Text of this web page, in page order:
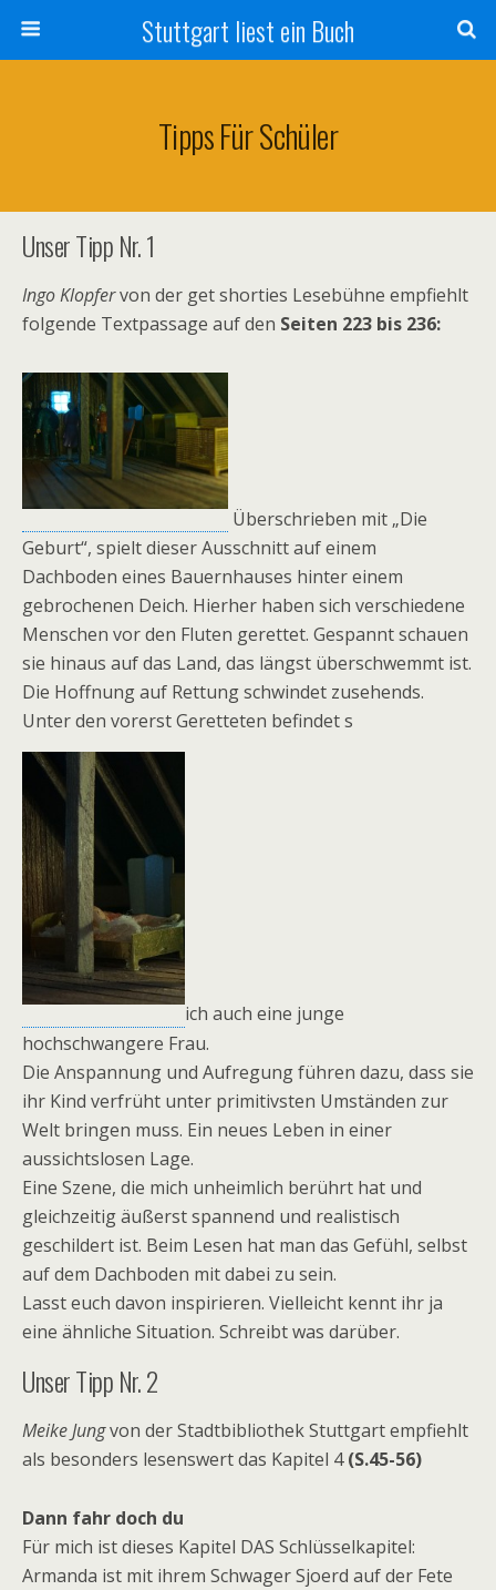
Stuttgart liest ein Buch
Tipps Für Schüler
Unser Tipp Nr. 1
Ingo Klopfervon der get shorties Lesebühne empfiehlt
folgende Textpassage auf den Seiten 223 bis 236:
Überschrieben mit „Die
Geburt“, spielt dieser Ausschnitt auf einem
Dachboden eines Bauernhauses hinter einem
gebrochenen Deich. Hierher haben sich verschiedene
Menschen vor den Fluten gerettet. Gespannt schauen
sie hinaus auf das Land, das längst überschwemmt ist.
Die Hoffnung auf Rettung schwindet zusehends.
Unter den vorerst Geretteten befindet s
ich auch eine junge
hochschwangere Frau.
Die Anspannung und Aufregung führen dazu, dass sie
ihr Kind verfrüht unter primitivsten Umständen zur
Welt bringen muss. Ein neues Leben in einer
aussichtslosen Lage.
Eine Szene, die mich unheimlich berührt hat und
gleichzeitig äußerst spannend und realistisch
geschildert ist. Beim Lesen hat man das Gefühl, selbst
auf dem Dachboden mit dabei zu sein.
Lasst euch davon inspirieren. Vielleicht kennt ihr ja
eine ähnliche Situation. Schreibt was darüber.
Unser Tipp Nr. 2
Meike Jungvon der Stadtbibliothek Stuttgart empfiehlt
als besonders lesenswert das Kapitel 4(S.45-56)
Dann fahr doch du
Für mich ist dieses Kapitel DAS Schlüsselkapitel:
Armanda ist mit ihrem Schwager Sjoerd auf der Fete